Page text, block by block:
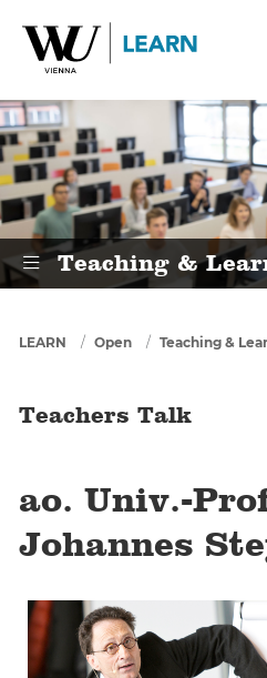
Teachers Talk
Teaching &
You are here
LEARN Open Teaching &
Teachers Talk
ao. Univ.-
Johannes